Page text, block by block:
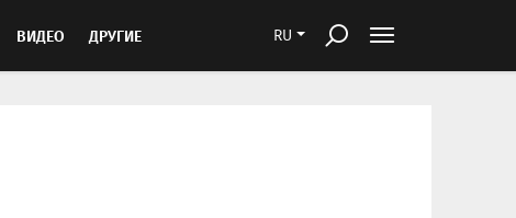
RU
ВИДЕО ДРУГИЕ